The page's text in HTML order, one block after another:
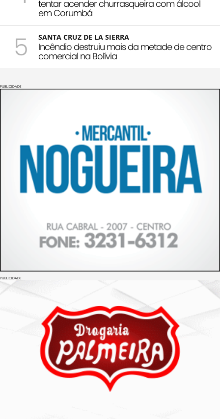
tentar acender churrasqueira com álcool
em Corumbá
5 SANTA CRUZ DE LA SIERRA
Incêndio destruiu mais da metade de centro
comercial na Bolívia
PUBLICIDADE
PUBLICIDADE